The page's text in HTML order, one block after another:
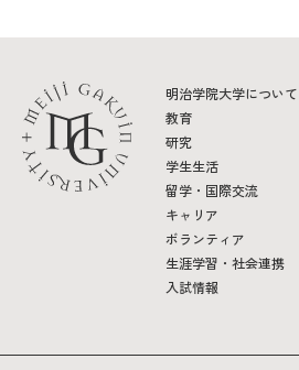
MGグッズ オンラインショップ
（外部サイト）
キャンパス
取材・撮影
明治学院大学について
教育
研究
学生生活
留学・国際交流
キャリア
ボランティア
生涯学習・社会連携
入試情報